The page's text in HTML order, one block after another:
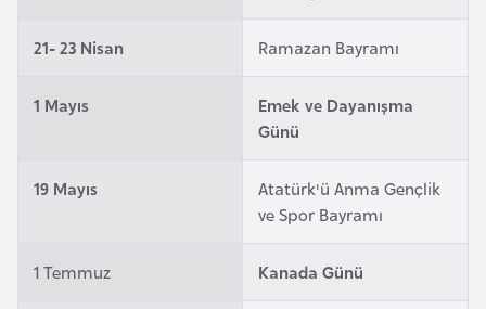
21- 23 Nisan Ramazan Bayramı
1 Mayıs
Emek ve Dayanışma
Günü
19 Mayıs
Atatürk'ü Anma Gençlik
ve Spor Bayramı
1 Temmuz Kanada Günü
B
l
u